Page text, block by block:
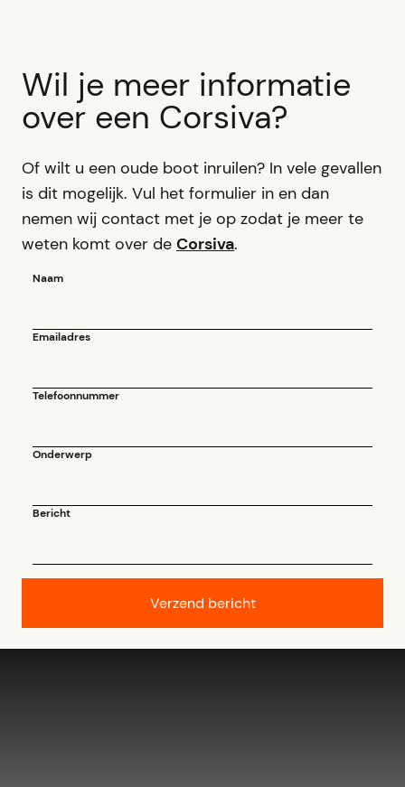
Wil je meer informatie
over een Corsiva?
Of wilt u een oude boot inruilen? In vele gevallen
is dit mogelijk. Vul het formulier in en dan
nemen wij contact met je op zodat je meer te
weten komt over de Corsiva.
Naam
Emailadres
Telefoonnummer
Onderwerp
Bericht